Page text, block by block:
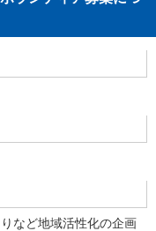
など地域活性化の企画